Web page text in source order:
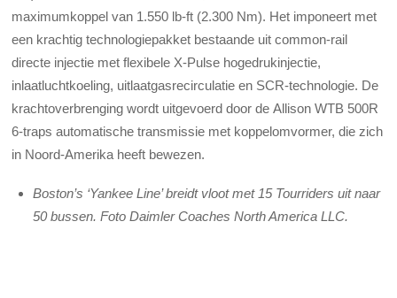
maximumkoppel van 1.550 lb-ft (2.300 Nm). Het imponeert met
een krachtig technologiepakket bestaande uit common-rail
directe injectie met flexibele X-Pulse hogedrukinjectie,
inlaatluchtkoeling, uitlaatgasrecirculatie en SCR-technologie. De
krachtoverbrenging wordt uitgevoerd door de Allison WTB 500R
6-traps automatische transmissie met koppelomvormer, die zich
in Noord-Amerika heeft bewezen.
Boston’s ‘Yankee Line’ breidt vloot met 15 Tourriders uit naar
50 bussen. Foto Daimler Coaches North America LLC.